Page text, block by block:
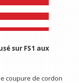
sur FS1 aux
coupure de cordon